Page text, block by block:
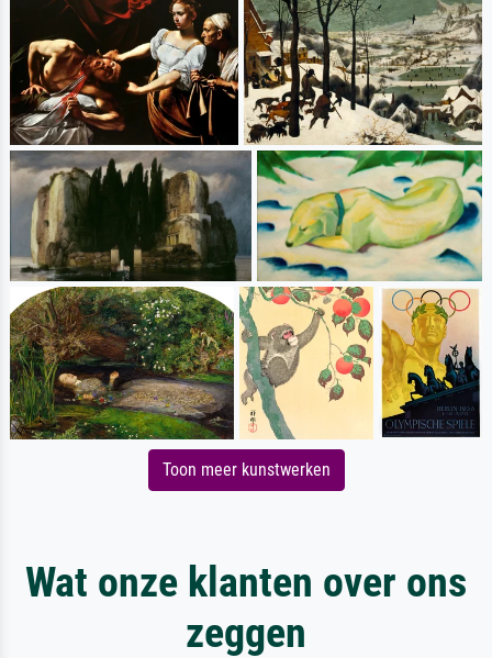
Toon meer kunstwerken
Wat onze klanten over ons
zeggen